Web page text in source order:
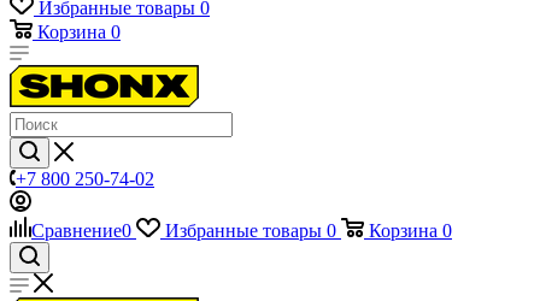
Избранные товары 0
Корзина 0
+7 800 250-74-02
Сравнение0 Избранные товары 0 Корзина 0